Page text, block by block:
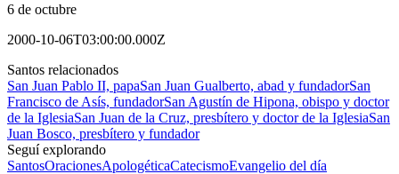
6 de octubre
2000-10-06T03:00:00.000Z
Santos relacionados
San Juan Pablo II, papaSan Juan Gualberto, abad y fundadorSan
Francisco de Asís, fundadorSan Agustín de Hipona, obispo y doctor
de la IglesiaSan Juan de la Cruz, presbítero y doctor de la IglesiaSan
Juan Bosco, presbítero y fundador
Seguí explorando
SantosOracionesApologéticaCatecismoEvangelio del día